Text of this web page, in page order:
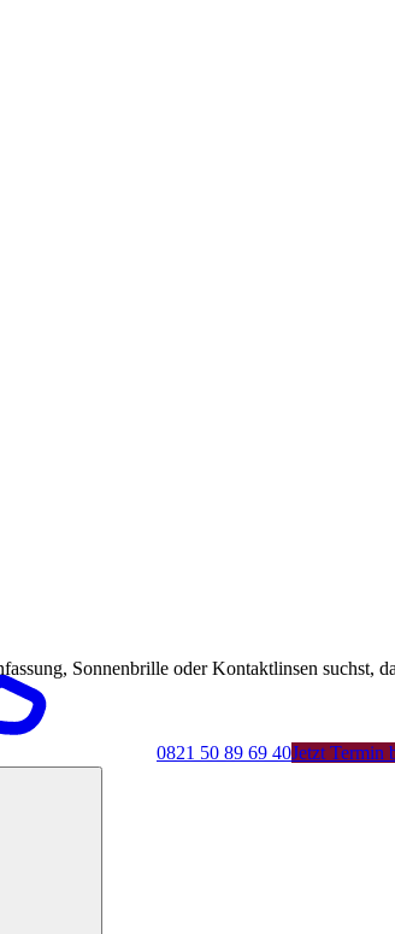
0821 50 89 69 40Jetzt Termin
Sonnenbrille oder Kontaktlinsen suchst,